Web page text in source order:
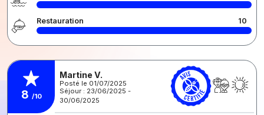
Restauration 10
8 /10
Martine V.
Posté le 01/07/2025
Séjour : 23/06/2025 -
30/06/2025